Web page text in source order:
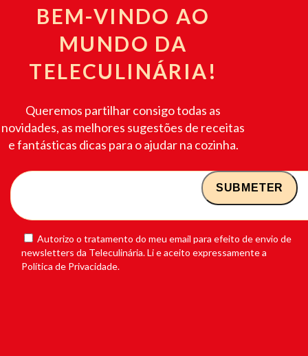
BEM-VINDO AO
MUNDO DA
TELECULINÁRIA!
Queremos partilhar consigo todas as
novidades, as melhores sugestões de receitas
e fantásticas dicas para o ajudar na cozinha.
Autorizo o tratamento do meu email para efeito de envio de
newsletters da Teleculinária. Li e aceito expressamente a
Política de Privacidade.